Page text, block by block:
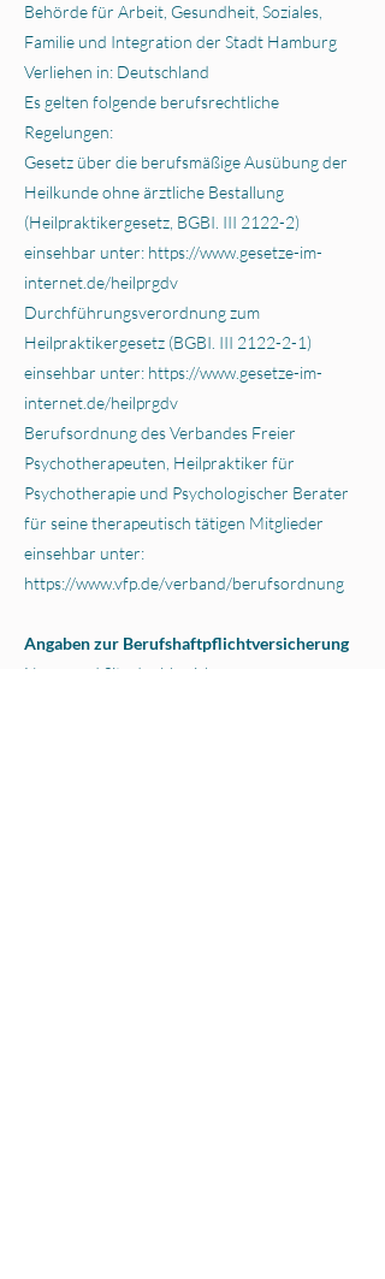
Behörde für Arbeit, Gesundheit, Soziales,
Familie und Integration der Stadt Hamburg
Verliehen in: Deutschland
Es gelten folgende berufsrechtliche
Regelungen:
Gesetz über die berufsmäßige Ausübung der
Heilkunde ohne ärztliche Bestallung
(Heilpraktikergesetz, BGBI. III 2122-2)
einsehbar unter: https://www.gesetze-im-
internet.de/heilprgdv
Durchführungsverordnung zum
Heilpraktikergesetz (BGBI. III 2122-2-1)
einsehbar unter: https://www.gesetze-im-
internet.de/heilprgdv
Berufsordnung des Verbandes Freier
Psychotherapeuten, Heilpraktiker für
Psychotherapie und Psychologischer Berater
für seine therapeutisch tätigen Mitglieder
einsehbar unter:
https://www.vfp.de/verband/berufsordnung
Angaben zur Berufshaftpflichtversicherung
Name und Sitz des Versicherers: